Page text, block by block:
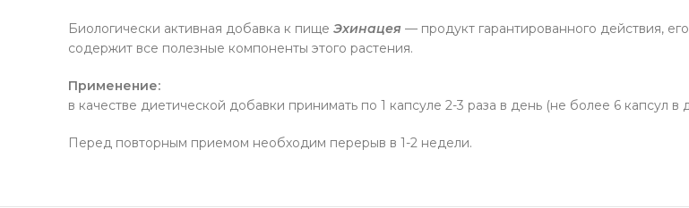
Биологически активная добавка к пище Эхинацея — продукт гарантированного действия,
содержит все полезные компоненты этого растения.
Применение:
в качестве диетической добавки принимать по 1 капсуле 2-3 раза в день (не более 6 капсул в
Перед повторным приемом необходим перерыв в 1-2 недели.